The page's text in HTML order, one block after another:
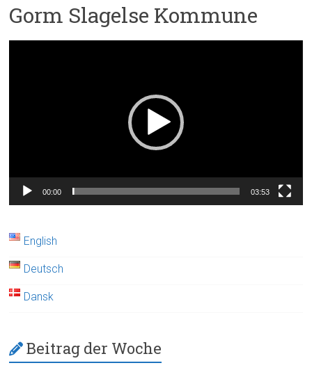
Gorm Slagelse Kommune
00:00 03:53
English
Deutsch
Dansk
Beitrag der Woche